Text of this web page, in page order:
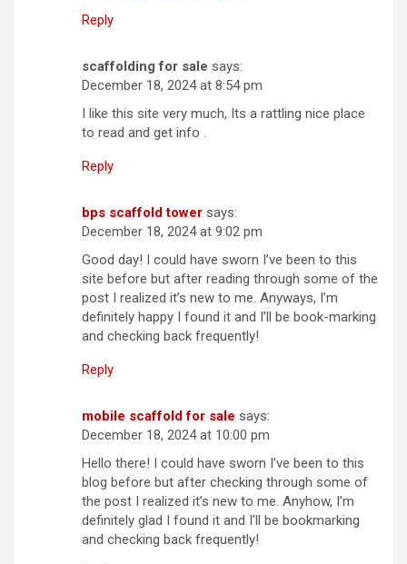
Reply
scaffolding for sale says:
December 18, 2024 at 8:54 pm
I like this site very much, Its a rattling nice place
to read and get info .
Reply
bps scaffold tower says:
December 18, 2024 at 9:02 pm
Good day! I could have sworn I’ve been to this
site before but after reading through some of the
post I realized it’s new to me. Anyways, I’m
definitely happy I found it and I’ll be book-marking
and checking back frequently!
Reply
mobile scaffold for sale says:
December 18, 2024 at 10:00 pm
Hello there! I could have sworn I’ve been to this
blog before but after checking through some of
the post I realized it’s new to me. Anyhow, I’m
definitely glad I found it and I’ll be bookmarking
and checking back frequently!